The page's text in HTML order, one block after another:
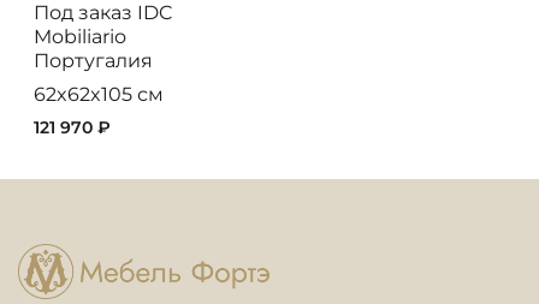
Под заказ IDC
Mobiliario
Португалия
62x62x105 см
121 970 ₽